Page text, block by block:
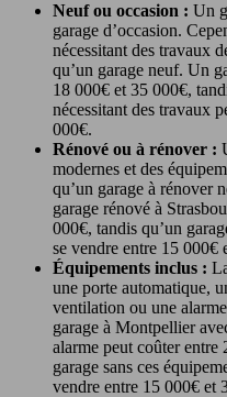
Neuf ou occasion : Un
garage d’occasion.
nécessitant des travaux
qu’un garage neuf. Un
18 000€ et 35 000€,
nécessitant des travaux
000€.
Rénové ou à rénover :
modernes et des
qu’un garage à rénover
garage rénové à
000€, tandis qu’un
se vendre entre 15 000€
Équipements inclus :
une porte automatique,
ventilation ou une
garage à Montpellier
alarme peut coûter entre
garage sans ces
vendre entre 15 000€ et